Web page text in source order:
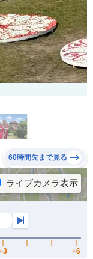
60時間先まで見る